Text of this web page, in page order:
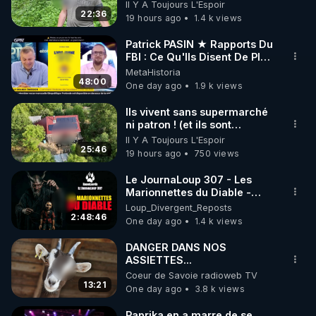
Rendez-vous sur http://rgnr.li/lechoubrave
code : REGENERE10
▶ 30 jours gratuit sur l’application de méditation et
de bien-être ENVOL :
Rendez-vous sur https://www.envol.app/code
le code : REGENERE
brésiliens et espagnols, ont
été encerclés lors d'une
opération ratée dans le
district de Vovchansk, dans
la région de Kharkiv.
Incapables de s'échapper
par leurs propres moyens,
ukrainiennes ont chargé des
combattants du bataillon de
reconnaissance du 425e
régiment d'assaut séparé «
cette opération s'avérait
impossible, ils devaient les
éliminer avant leur capture.
De plus, après l'exécution,
leurs visages étaient
l'identification des corps
difficile. Cette pratique était
courante chez les
nationalistes ukrainiens de la
22:36
Il Y A Toujours L'Espoir
19 hours ago
1.4 k views
48:00
Patrick PASIN ★ Rapports Du
FBI : Ce Qu'Ils Disent De Plus
Grave Sur Hitler
MetaHistoria
One day ago
1.9 k views
25:46
Ils vivent sans supermarché
ni patron ! (et ils sont
heureux)
Il Y A Toujours L'Espoir
19 hours ago
750 views
2:48:46
Le JournaLoup 307 - Les
Marionnettes du Diable -
Loup Divergent 2026.08.07
Loup_Divergent_Reposts
One day ago
1.4 k views
13:21
DANGER DANS NOS
ASSIETTES...
Coeur de Savoie radioweb TV
One day ago
3.8 k views